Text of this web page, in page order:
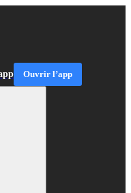
Ouvrir l’app